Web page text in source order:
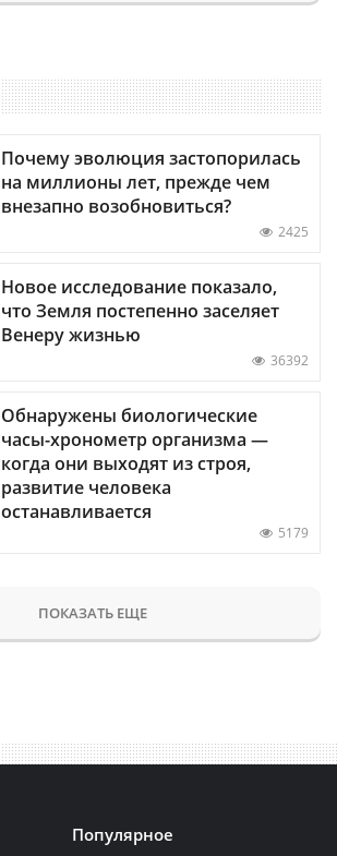
Почему эволюция застопорилась
на миллионы лет, прежде чем
внезапно возобновиться?
2425
Новое исследование показало,
что Земля постепенно заселяет
Венеру жизнью
36392
Обнаружены биологические
часы-хронометр организма —
когда они выходят из строя,
развитие человека
останавливается
5179
ПОКАЗАТЬ ЕЩЕ
Популярное